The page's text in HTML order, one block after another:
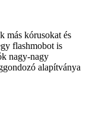
más kórusokat és
flashmobot is
nagy-nagy
alapítványa